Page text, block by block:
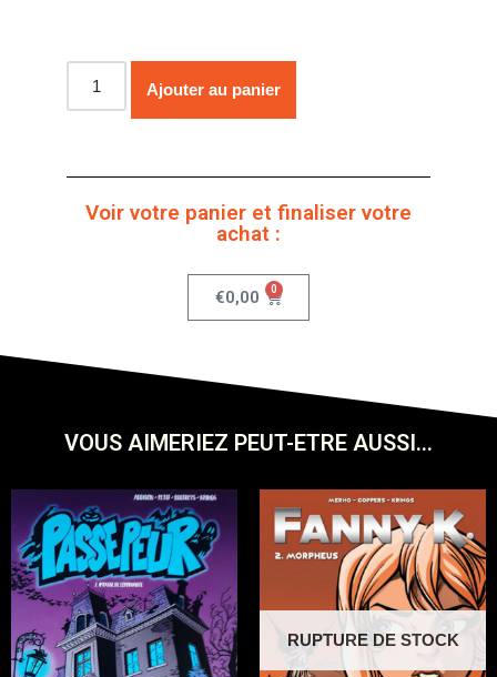
Ajouter au panier
Voir votre panier et finaliser votre
achat :
€0,00 0
VOUS AIMERIEZ PEUT-ETRE AUSSI...
RUPTURE DE STOCK